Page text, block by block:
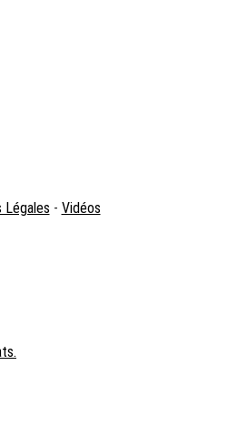
Légales - Vidéos